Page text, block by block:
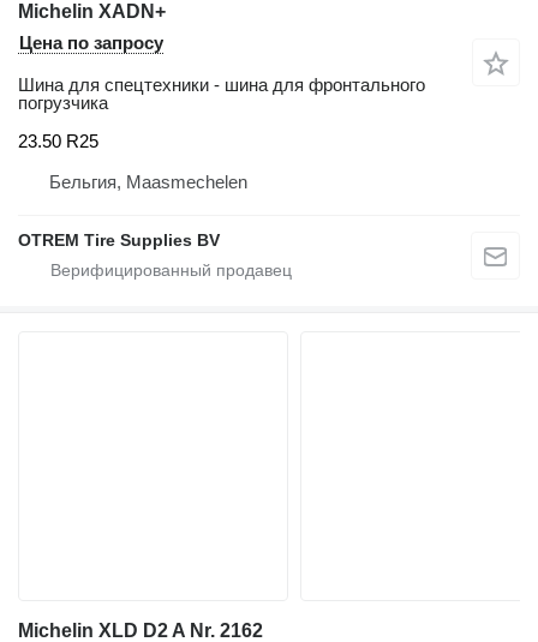
Michelin XADN+
Цена по запросу
Шина для спецтехники - шина для фронтального
погрузчика
23.50 R25
Бельгия, Maasmechelen
OTREM Tire Supplies BV
Michelin XLD D2 A Nr. 2162